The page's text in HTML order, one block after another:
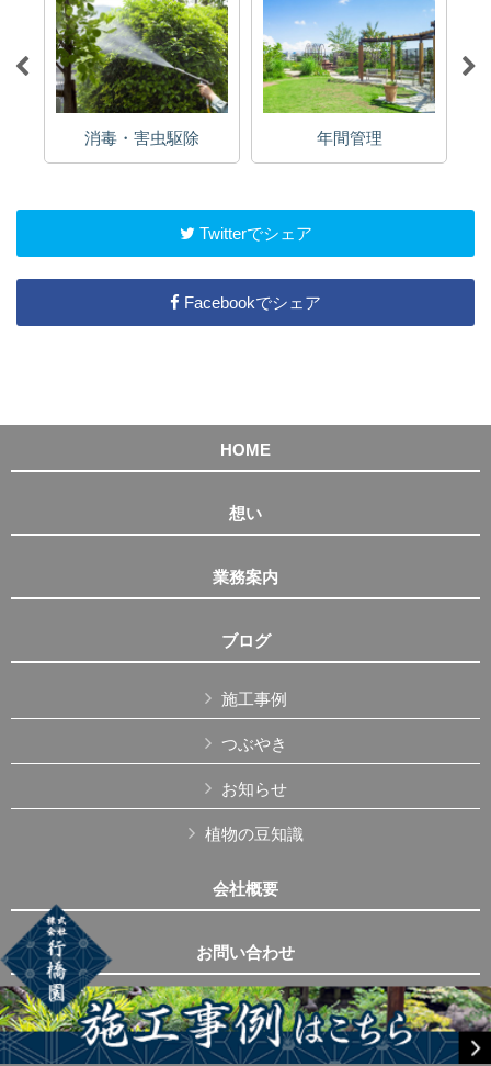
消毒・害虫駆除 年間管理
Twitterでシェア
Facebookでシェア
HOME
想い
業務案内
ブログ
施工事例
つぶやき
お知らせ
植物の豆知識
会社概要
お問い合わせ
Copyright © 株式会社行橋園 All Rights Reserved.